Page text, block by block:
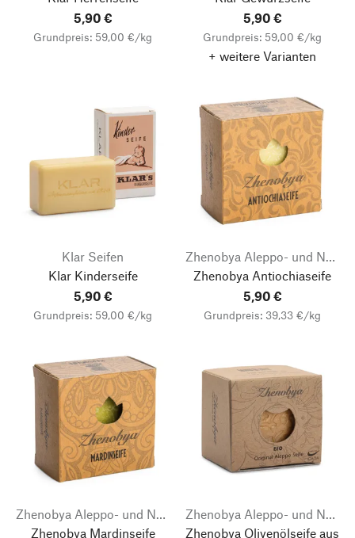
5,90 €
Grundpreis: 59,00 €/kg
5,90 €
Grundpreis: 59,00 €/kg
+ weitere Varianten
Klar Seifen
Klar Kinderseife
5,90 €
Grundpreis: 59,00 €/kg
Zhenobya Aleppo- und Naturseifen
Zhenobya Antiochiaseife
5,90 €
Grundpreis: 39,33 €/kg
Zhenobya Aleppo- und Naturseifen
Zhenobya Mardinseife
Zhenobya Aleppo- und Naturseifen
Zhenobya Olivenölseife aus